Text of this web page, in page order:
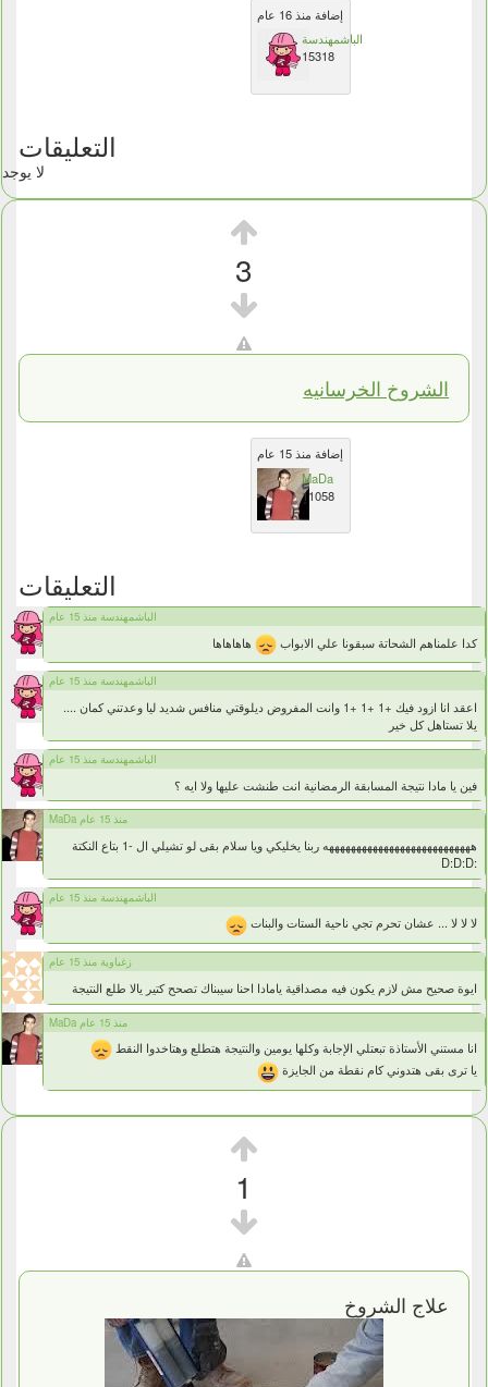
إضافة منذ 16 عام
الباشمهندسة
15318
التعليقات
لا يوجد
3
الشروخ الخرسانيه
إضافة منذ 15 عام
MaDa
11058
التعليقات
الباشمهندسة منذ 15 عام
كدا علمناهم الشحاتة سبقونا علي الابواب هاهاهاها
الباشمهندسة منذ 15 عام
اعقد انا ازود فيك +1 +1 +1 وانت المفروض ديلوقتي منافس شديد ليا وعدتني كمان ....
يلا تستاهل كل خير
الباشمهندسة منذ 15 عام
فين يا مادا نتيجة المسابقة الرمضانية انت طنشت عليها ولا ايه ؟
MaDa منذ 15 عام
هههههههههههههههههههههههههههه ربنا يخليكي ويا سلام بقى لو تشيلي ال -1 بتاع النكتة
:D:D:D
الباشمهندسة منذ 15 عام
لا لا لا ... عشان تحرم تجي ناحية الستات والبنات
زغباوية منذ 15 عام
ايوة صحيح مش لازم يكون فيه مصداقية يامادا احنا سيبناك تصحح كتير يالا طلع النتيجة
MaDa منذ 15 عام
انا مستني الأستاذة تبعتلي الإجابة وكلها يومين والنتيجة هتطلع وهتاخدوا النقط
يا ترى بقى هتدوني كام نقطة من الجايزة
1
علاج الشروخ